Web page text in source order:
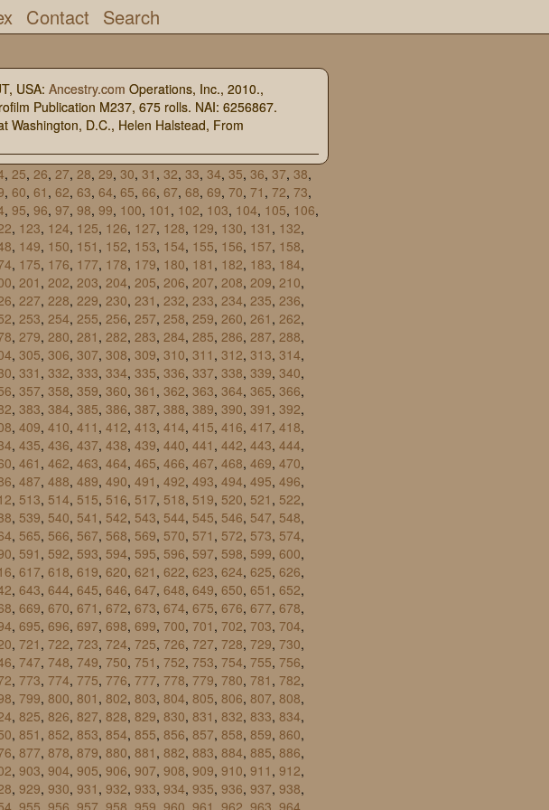
Contact Search
USA: Ancestry.com Operations, Inc., 2010.,
Publication M237, 675 rolls. NAI: 6256867.
Washington, D.C., Helen Halstead, From
, 25, 26, 27, 28, 29, 30, 31 , 32, 33, 34, 35, 36, 37, 38,
, 60, 61 , 62, 63, 64, 65, 66, 67, 68, 69, 70, 71 , 72, 73,
, 95, 96, 97, 98, 99, 100, 101 , 102, 103, 104, 105, 106,
, 123, 124, 125, 126, 127, 128, 129, 130, 131 , 132,
, 149, 150, 151 , 152, 153, 154, 155, 156, 157, 158,
, 175, 176, 177, 178, 179, 180, 181 , 182, 183, 184,
, 201 , 202, 203, 204, 205, 206, 207, 208, 209, 210,
, 227, 228, 229, 230, 231 , 232, 233, 234, 235, 236,
, 253, 254, 255, 256, 257, 258, 259, 260, 261 , 262,
, 279, 280, 281 , 282, 283, 284, 285, 286, 287, 288,
, 305, 306, 307, 308, 309, 310, 311 , 312, 313, 314,
, 331 , 332, 333, 334, 335, 336, 337, 338, 339, 340,
, 357, 358, 359, 360, 361 , 362, 363, 364, 365, 366,
, 383, 384, 385, 386, 387, 388, 389, 390, 391 , 392,
, 409, 410, 411 , 412, 413, 414, 415, 416, 417, 418,
, 435, 436, 437, 438, 439, 440, 441 , 442, 443, 444,
, 461 , 462, 463, 464, 465, 466, 467, 468, 469, 470,
, 487, 488, 489, 490, 491 , 492, 493, 494, 495, 496,
, 513, 514, 515, 516, 517, 518, 519, 520, 521 , 522,
, 539, 540, 541 , 542, 543, 544, 545, 546, 547, 548,
, 565, 566, 567, 568, 569, 570, 571 , 572, 573, 574,
, 591 , 592, 593, 594, 595, 596, 597, 598, 599, 600,
, 617, 618, 619, 620, 621 , 622, 623, 624, 625, 626,
, 643, 644, 645, 646, 647, 648, 649, 650, 651 , 652,
, 669, 670, 671 , 672, 673, 674, 675, 676, 677, 678,
, 695, 696, 697, 698, 699, 700, 701 , 702, 703, 704,
, 721 , 722, 723, 724, 725, 726, 727, 728, 729, 730,
, 747, 748, 749, 750, 751 , 752, 753, 754, 755, 756,
, 773, 774, 775, 776, 777, 778, 779, 780, 781 , 782,
, 799, 800, 801 , 802, 803, 804, 805, 806, 807, 808,
, 825, 826, 827, 828, 829, 830, 831 , 832, 833, 834,
, 851 , 852, 853, 854, 855, 856, 857, 858, 859, 860,
, 877, 878, 879, 880, 881 , 882, 883, 884, 885, 886,
, 903, 904, 905, 906, 907, 908, 909, 910, 911 , 912,
, 929, 930, 931 , 932, 933, 934, 935, 936, 937, 938,
955 956 957 958 959 960 961 962 963 964